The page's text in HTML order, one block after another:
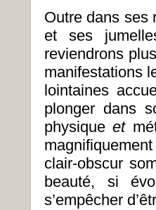
Outre dans ses
et ses
reviendrons
manifestations
lointaines
plonger dans
physiqueet
clair-obscur
beauté, si
s’empêcher